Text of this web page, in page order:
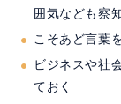
囲気なども察
こそあど言葉
ビジネスや社
ておく